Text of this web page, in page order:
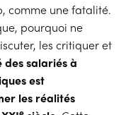
comme une fatalité.
pourquoi ne
les critiquer et
salariés à
est
les réalités
e